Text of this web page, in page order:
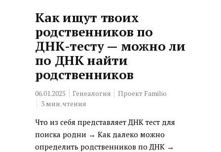
Как ищут твоих
родственников по
ДНК-тесту — можно ли
по ДНК найти
родственников
06.01.2025 Генеалогия
Проект Familio
3 мин. чтения
Что из себя представляет ДНК тест для
поиска родни → Как далеко можно
определить родственников по ДНК →